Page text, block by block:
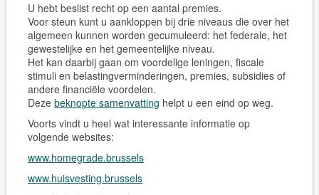
U hebt beslist recht op een aantal premies.
Voor steun kunt u aankloppen bij drie niveaus die over het
algemeen kunnen worden gecumuleerd: het federale, het
gewestelijke en het gemeentelijke niveau.
Het kan daarbij gaan om voordelige leningen, fiscale
stimuli en belastingverminderingen, premies, subsidies of
andere financiële voordelen.
Deze beknopte samenvatting helpt u een eind op weg.
Voorts vindt u heel wat interessante informatie op
volgende websites:
www.homegrade.brussels
www.huisvesting.brussels